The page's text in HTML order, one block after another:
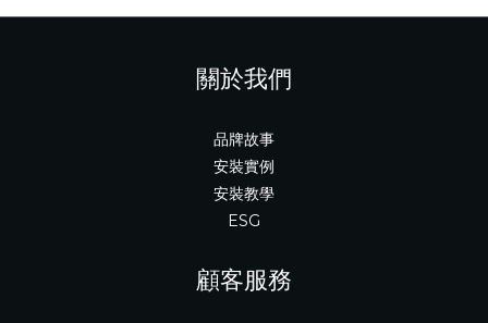
關於我們
品牌故事
安裝實例
安裝教學
ESG
顧客服務